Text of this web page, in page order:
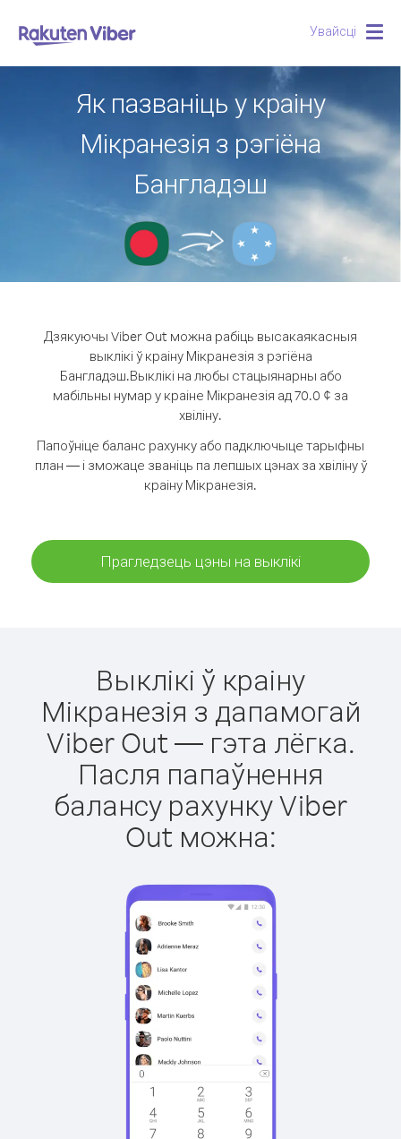
Увайсці
Як пазваніць у краіну
Мікранезія з рэгіёна
Бангладэш
Дзякуючы Viber Out можна рабіць высакаякасныя
выклікі ў краіну Мікранезія з рэгіёна
Бангладэш.Выклікі на любы стацыянарны або
мабільны нумар у краіне Мікранезія ад 70.0 ¢ за
хвіліну.
Папоўніце баланс рахунку або падключыце тарыфны
план — і зможаце званіць па лепшых цэнах за хвіліну ў
краіну Мікранезія.
Прагледзець цэны на выклікі
Выклікі ў краіну
Мікранезія з дапамогай
Viber Out — гэта лёгка.
Пасля папаўнення
балансу рахунку Viber
Out можна: